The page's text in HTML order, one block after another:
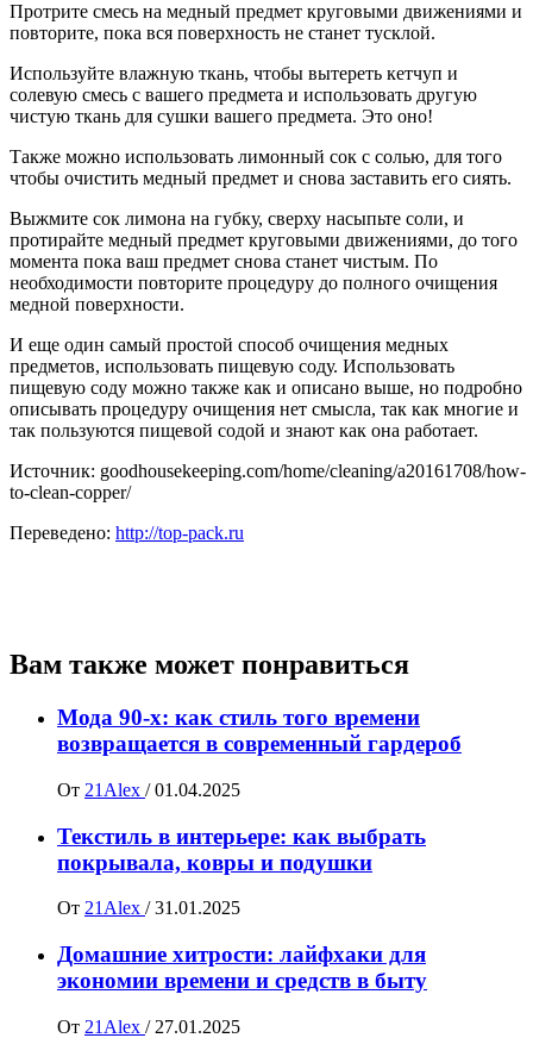
Протрите смесь на медный предмет круговыми движениями и
повторите, пока вся поверхность не станет тусклой.
Используйте влажную ткань, чтобы вытереть кетчуп и
солевую смесь с вашего предмета и использовать другую
чистую ткань для сушки вашего предмета. Это оно!
Также можно использовать лимонный сок с солью, для того
чтобы очистить медный предмет и снова заставить его сиять.
Выжмите сок лимона на губку, сверху насыпьте соли, и
протирайте медный предмет круговыми движениями, до того
момента пока ваш предмет снова станет чистым. По
необходимости повторите процедуру до полного очищения
медной поверхности.
И еще один самый простой способ очищения медных
предметов, использовать пищевую соду. Использовать
пищевую соду можно также как и описано выше, но подробно
описывать процедуру очищения нет смысла, так как многие и
так пользуются пищевой содой и знают как она работает.
Источник: goodhousekeeping.com/home/cleaning/a20161708/how-
to-clean-copper/
Переведено: http://top-pack.ru
Вам также может понравиться
Мода 90-х: как стиль того времени
возвращается в современный гардероб
От 21Alex / 01.04.2025
Текстиль в интерьере: как выбрать
покрывала, ковры и подушки
От 21Alex / 31.01.2025
Домашние хитрости: лайфхаки для
экономии времени и средств в быту
От 21Alex / 27.01.2025